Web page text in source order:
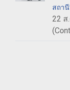
สถานี
22 ส